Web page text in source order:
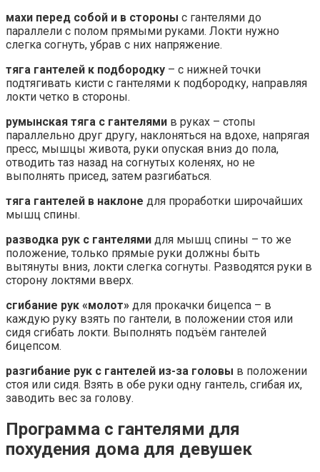
махи перед собой и в стороны с гантелями до
параллели с полом прямыми руками. Локти нужно
слегка согнуть, убрав с них напряжение.
тяга гантелей к подбородку – с нижней точки
подтягивать кисти с гантелями к подбородку, направляя
локти четко в стороны.
румынская тяга с гантелями в руках – стопы
параллельно друг другу, наклоняться на вдохе, напрягая
пресс, мышцы живота, руки опуская вниз до пола,
отводить таз назад на согнутых коленях, но не
выполнять присед, затем разгибаться.
тяга гантелей в наклоне для проработки широчайших
мышц спины.
разводка рук с гантелями для мышц спины – то же
положение, только прямые руки должны быть
вытянуты вниз, локти слегка согнуты. Разводятся руки в
сторону локтями вверх.
сгибание рук «молот» для прокачки бицепса – в
каждую руку взять по гантели, в положении стоя или
сидя сгибать локти. Выполнять подъём гантелей
бицепсом.
разгибание рук с гантелей из-за головы в положении
стоя или сидя. Взять в обе руки одну гантель, сгибая их,
заводить вес за голову.
Программа с гантелями для
похудения дома для девушек